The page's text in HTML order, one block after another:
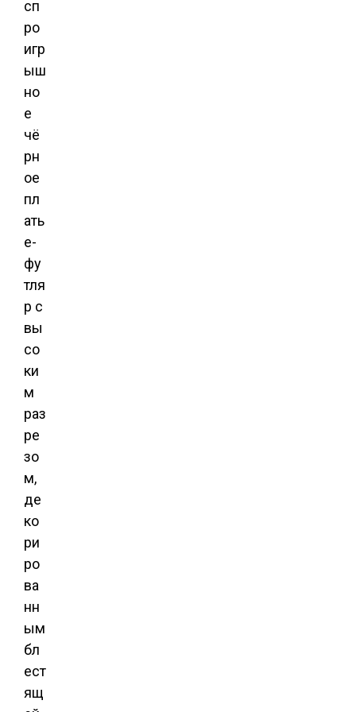
сп
ро
игр
ыш
но
е
чё
рн
ое
пл
ать
е-
фу
тля
р с
вы
со
ки
м
раз
ре
зо
м,
де
ко
ри
ро
ва
нн
ым
бл
ест
ящ